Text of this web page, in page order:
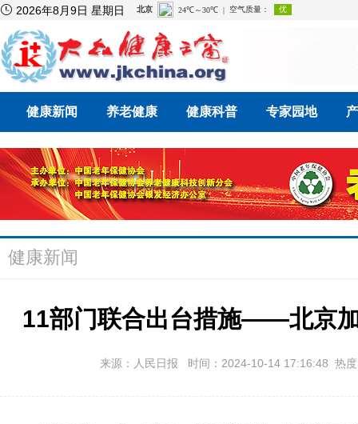
 2026年8月9日 星期日
健康新闻 养老健康 健康科普 专家园地
健康新闻
11部门联合出台措施——北京
来源：人民日报 时间：2024-10-14 17:16:48 热